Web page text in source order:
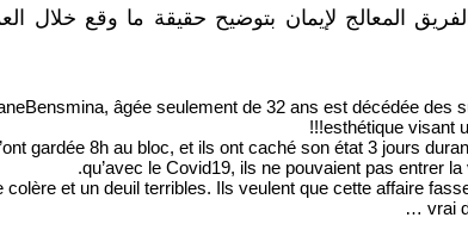
المعالج لإيمان بتوضيح حقيقة ما وقع خلال
Bensmina, âgée seulement de 32 ans est décédée des
esthétique visant
gardée 8h au bloc, et ils ont caché son état 3 jours
qu’avec le Covid19, ils ne pouvaient pas entrer
et un deuil terribles. Ils veulent que cette affaire
vrai